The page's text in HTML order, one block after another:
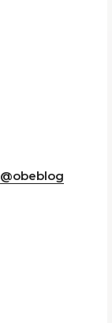
@obeblog